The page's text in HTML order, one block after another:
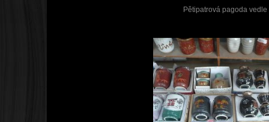
Pětipatrová pagoda